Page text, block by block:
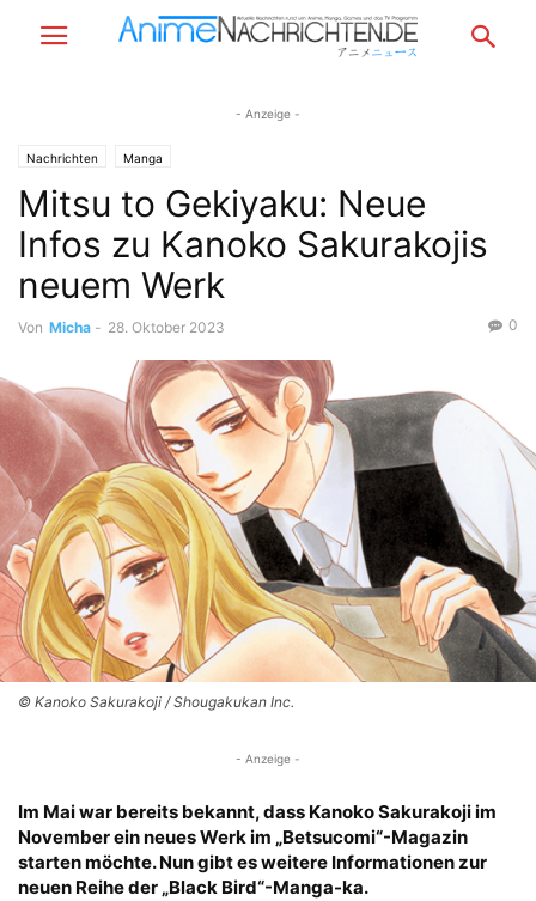
- Anzeige -
Nachrichten Manga
Mitsu to Gekiyaku: Neue
Infos zu Kanoko Sakurakojis
neuem Werk
Von Micha - 28. Oktober 2023 0
© Kanoko Sakurakoji / Shougakukan Inc.
- Anzeige -
Im Mai war bereits bekannt, dass Kanoko Sakurakoji im
November ein neues Werk im „Betsucomi“-Magazin
starten möchte. Nun gibt es weitere Informationen zur
neuen Reihe der „Black Bird“-Manga-ka.